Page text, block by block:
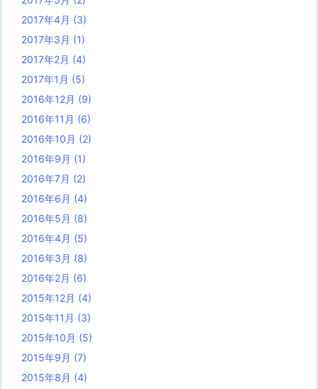
2017年4月 (3)
2017年3月 (1)
2017年2月 (4)
2017年1月 (5)
2016年12月 (9)
2016年11月 (6)
2016年10月 (2)
2016年9月 (1)
2016年7月 (2)
2016年6月 (4)
2016年5月 (8)
2016年4月 (5)
2016年3月 (8)
2016年2月 (6)
2015年12月 (4)
2015年11月 (3)
2015年10月 (5)
2015年9月 (7)
2015年8月 (4)